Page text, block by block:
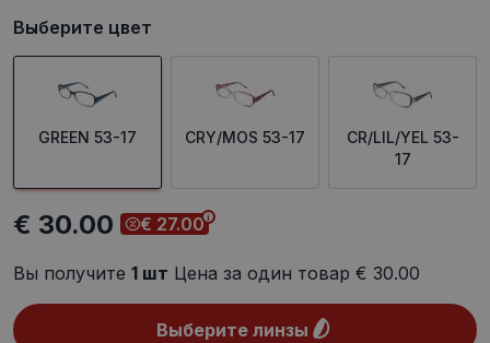
Выберите цвет
GREEN 53-17 CRY/MOS 53-17
CR/LIL/YEL 53-
17
€ 30.00 € 27.00
Вы получите 1 шт Цена за один товар € 30.00
Выберите линзы